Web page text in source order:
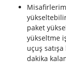
paket
yükseltme
uçuş
dakika